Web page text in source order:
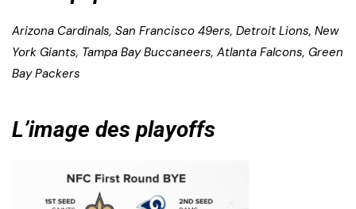
Arizona Cardinals, San Francisco 49ers, Detroit Lions, New
York Giants, Tampa Bay Buccaneers, Atlanta Falcons, Green
Bay Packers
L’image des playoffs